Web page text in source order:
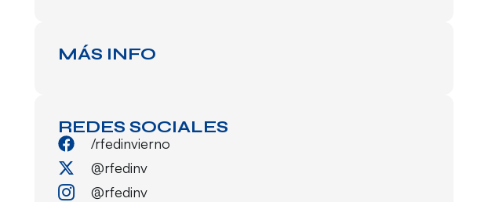
MÁS INFO
REDES SOCIALES
/rfedinvierno
@rfedinv
@rfedinv